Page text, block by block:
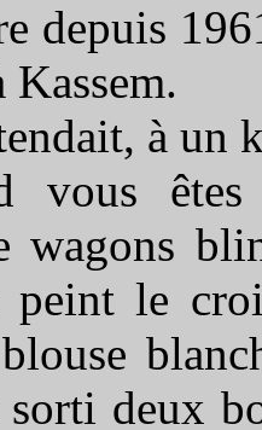
depuis
Kassem.
à un
vous
wagons
le
deux